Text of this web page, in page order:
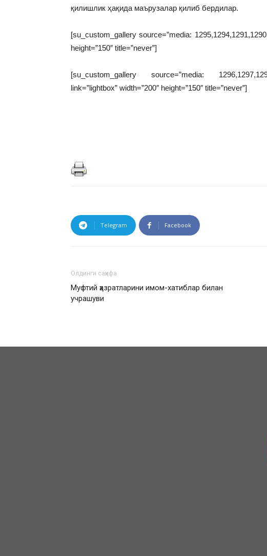
қилишлик ҳақида маърузалар қилиб бердилар.
[su_custom_gallery source=”media:
height=”150″ title=”never”]
[su_custom_gallery source=”media:
link=”lightbox” width=”200″ height=”150″ title=”never”]
Telegram Facebook
Олдинги саҳифа
Муфтий ҳазратларини имом-хатиблар билан
учрашуви